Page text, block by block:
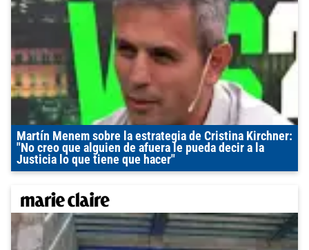
Martín Menem sobre la estrategia de Cristina Kirchner:
"No creo que alguien de afuera le pueda decir a la
Justicia lo que tiene que hacer"